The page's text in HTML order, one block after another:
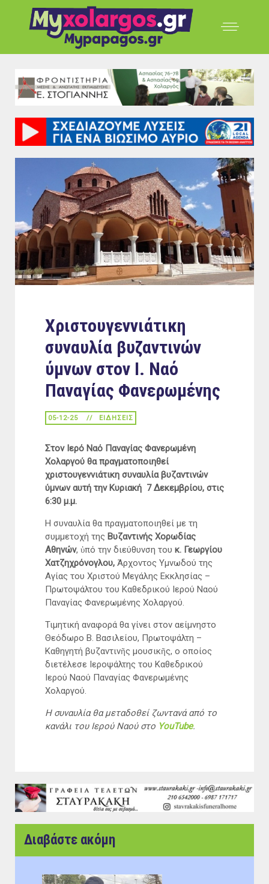
Χριστουγεννιάτικη
συναυλία βυζαντινών
ύμνων στον Ι. Ναό
Παναγίας Φανερωμένης
05-12-25 ΕΙΔΉΣΕΙΣ
Στον Ιερό Ναό Παναγίας Φανερωμένη
Χολαργού θα πραγματοποιηθεί
χριστουγεννιάτικη συναυλία βυζαντινών
ύμνων αυτή την Κυριακή 7 Δεκεμβρίου, στις
6:30 μ.μ.
Η συναυλία θα πραγματοποιηθεί με τη
συμμετοχή της Βυζαντινής Χορωδίας
Αθηνών, ὑπό την διεύθυνση του κ. Γεωργίου
Χατζηχρόνογλου, Άρχοντος Υμνωδού της
Αγίας του Χριστού Μεγάλης Εκκλησίας –
Πρωτοψάλτου του Καθεδρικού Ιερού Ναού
Παναγίας Φανερωμένης Χολαργού.
Τιμητική αναφορά θα γίνει στον αείμνηστο
Θεόδωρο Β. Βασιλείου, Πρωτοψάλτη –
Καθηγητή βυζαντινῆς μουσικῆς, ο οποίος
διετέλεσε Ιεροψάλτης του Καθεδρικού
Ιερού Ναού Παναγίας Φανερωμένης
Χολαργού.
Η συναυλία θα μεταδοθεί ζωντανά από το
κανάλι του Ιερού Ναού στο YouTube.
Διαβάστε ακόμη